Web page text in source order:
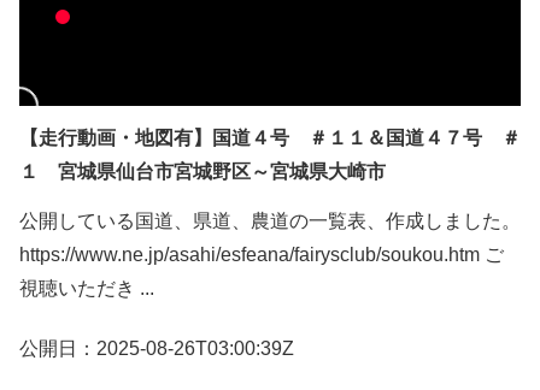
【走行動画・地図有】国道４号 ＃１１＆国道４７号 ＃
１ 宮城県仙台市宮城野区～宮城県大崎市
公開している国道、県道、農道の一覧表、作成しました。
https://www.ne.jp/asahi/esfeana/fairysclub/soukou.htm ご
視聴いただき ...
公開日：2025-08-26T03:00:39Z